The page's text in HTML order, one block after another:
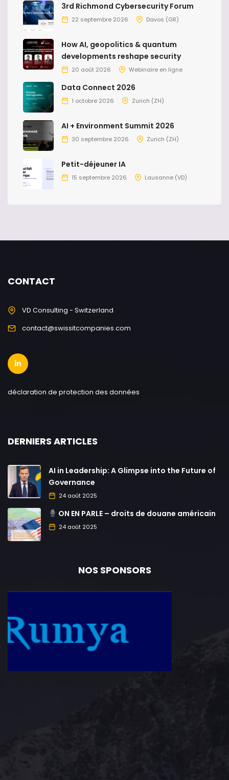
3rd Richmond Cybersecurity Forum
22 septembre 2026 Davos (GR)
How AI, geopolitics & quantum
developments reshape security
20 août 2026 Webinaire en ligne
Data Connect 2026
1 octobre 2026 Zurich (ZH)
AI + Environment Summit 2026
30 septembre 2026 Zurich (ZH)
Petit-déjeuner IA
15 septembre 2026 Lausanne (VD)
CONTACT
VD Consulting - Switzerland
contact@swissitcompanies.com
déclaration de protection des données
DERNIERS ARTICLES
AI in Leadership: A Glimpse into the Future of
Governance
24 août 2025
ON EN PARLE – droits de douane américain
24 août 2025
NOS SPONSORS